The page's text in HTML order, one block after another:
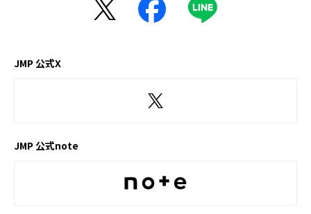
JMP 公式X
JMP 公式note